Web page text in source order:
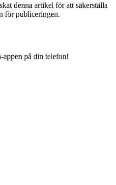
denna artikel för att säkerställa
för publiceringen.
appen på din telefon!